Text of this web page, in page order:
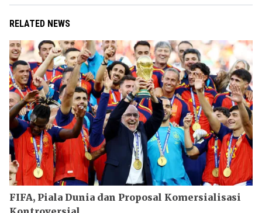
RELATED NEWS
FIFA, Piala Dunia dan Proposal Komersialisasi